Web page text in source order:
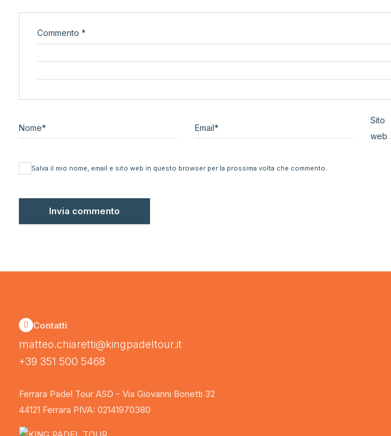
Commento *
Nome* Email*
Sito
web
Salva il mio nome, email e sito web in questo browser per la prossima volta che commento.
Contatti
matteo.chiaretti@kingpadeltour.it
+39 351 500 5468
Ferrara Padel Tour ASD - Via Giovanni Bonetti 32
44121 Ferrara PIVA: 02141970380